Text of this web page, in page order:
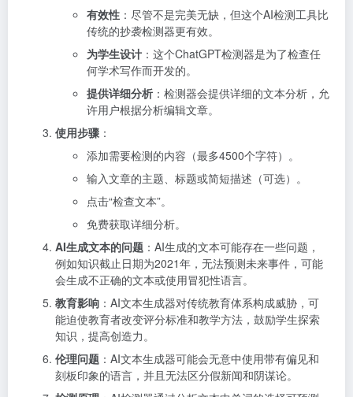
有效性 ：尽管不是完美无缺，但这个AI检测工具比
传统的抄袭检测器更有效。
为学生设计 ：这个ChatGPT检测器是为了检查任
何学术写作而开发的。
提供详细分析 ：检测器会提供详细的文本分析，允
许用户根据分析编辑文章。
使用步骤 ：
添加需要检测的内容（最多4500个字符）。
输入文章的主题、标题或简短描述（可选）。
点击“检查文本”。
免费获取详细分析。
AI生成文本的问题 ：AI生成的文本可能存在一些问题，
例如知识截止日期为2021年，无法预测未来事件，可能
会生成不正确的文本或使用冒犯性语言。
教育影响 ：AI文本生成器对传统教育体系构成威胁，可
能迫使教育者改变评分标准和教学方法，鼓励学生探索
知识，提高创造力。
伦理问题 ：AI文本生成器可能会无意中使用带有偏见和
刻板印象的语言，并且无法区分假新闻和阴谋论。